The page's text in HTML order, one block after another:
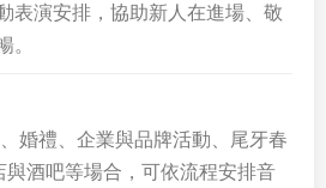
表演安排，協助新人在進場、敬
。
婚禮、企業與品牌活動、尾牙春
與酒吧等場合，可依流程安排音